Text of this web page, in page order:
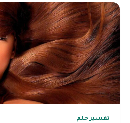
تفسير حلم